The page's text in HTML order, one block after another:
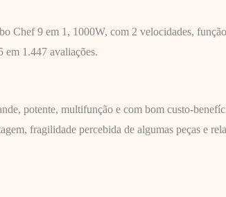
Chef 9 em 1, 1000W, com 2 velocidades,
em 1.447 avaliações.
potente, multifunção e com bom custo-
fragilidade percebida de algumas peças e